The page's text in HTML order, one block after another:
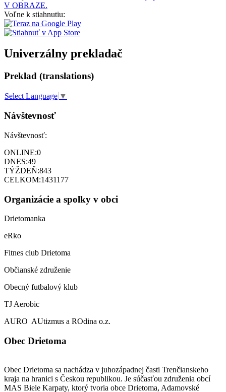
V OBRAZE.
Voľne k stiahnutiu:
Univerzálny prekladač
Preklad (translations)
Select Language ▼
Návštevnosť
Návštevnosť:
ONLINE:0
DNES:49
TÝŽDEŇ:843
CELKOM:1431177
Organizácie a spolky v obci
Drietomanka
eRko
Fitnes club Drietoma
Občianské združenie
Obecný futbalový klub
TJ Aerobic
AURO AUtizmus a ROdina o.z.
Obec Drietoma
Obec Drietoma sa nachádza v juhozápadnej časti Trenčianskeho
kraja na hranici s Českou republikou. Je súčasťou združenia obcí
MAS Biele Karpaty, ktorý tvoria obce Drietoma, Adamovské